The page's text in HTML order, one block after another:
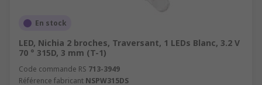
En stock
LED, Nichia 2 broches, Traversant, 1 LEDs Blanc, 3.2 V
70 ° 315D, 3 mm (T-1)
Code commande RS 713-3949
Référence fabricant NSPW315DS